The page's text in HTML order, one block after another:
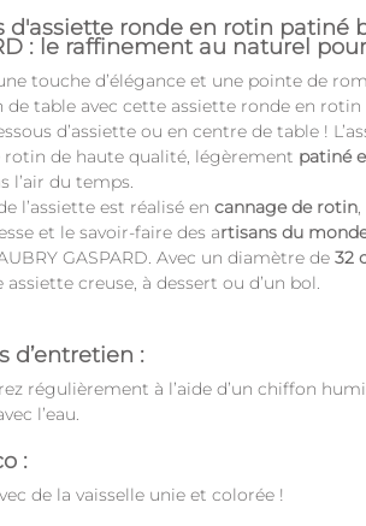
d'assiette ronde en rotin patiné
: le raffinement au naturel
touche d’élégance et une pointe de
de table avec cette assiette ronde en
d’assiette ou en centre de table !
rotin de haute qualité, légèrement patiné
l’air du temps.
l’assiette est réalisé en cannage de rotin
et le savoir-faire des artisans du
GASPARD. Avec un diamètre de 32
assiette creuse, à dessert ou d’un bol.
d’entretien :
régulièrement à l’aide d’un chiffon
l’eau.
:
de la vaisselle unie et colorée !